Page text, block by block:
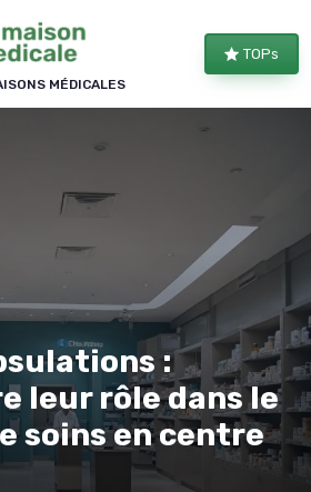
MÉDICALES
TOPs
:
leur rôle dans le
soins en centre